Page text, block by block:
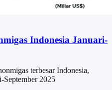
Indonesia Januari-
terbesar Indonesia,
September 2025